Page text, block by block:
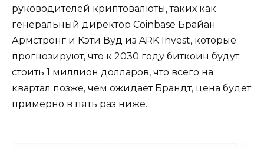
руководителей криптовалюты, таких как
генеральный директор Coinbase Брайан
Армстронг и Кэти Вуд из ARK Invest, которые
прогнозируют, что к 2030 году биткоин будут
стоить 1 миллион долларов, что всего на
квартал позже, чем ожидает Брандт, цена будет
примерно в пять раз ниже.